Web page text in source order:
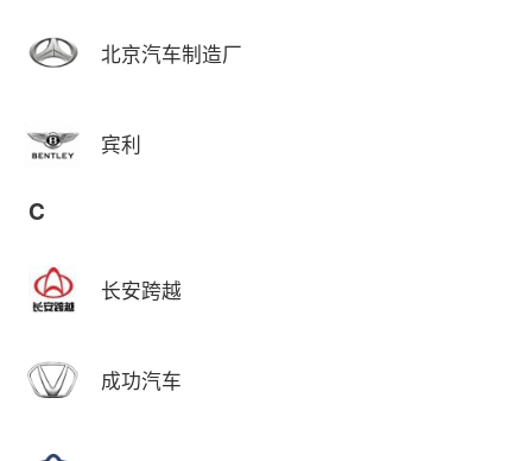
北京汽车制造厂
宾利
C
长安跨越
成功汽车